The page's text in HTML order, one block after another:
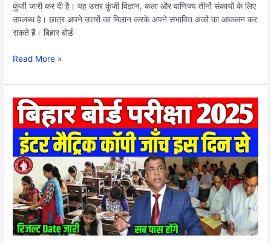
कुंजी जारी कर दी है। यह उत्तर कुंजी विज्ञान, कला और वाणिज्य तीनों संकायों के लिए
उपलब्ध है। छात्र अपने उत्तरों का मिलान करके अपने संभावित अंकों का आकलन कर
सकते हैं। बिहार बोर्ड
देखे
Read More »
Bihar
Board
10th
12th
Copy
Checking
2025:
बिहार
बोर्ड
10वीं
और